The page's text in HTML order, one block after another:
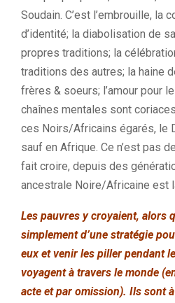
Soudain. C’est l’embrouille, la
d’identité; la diabolisation de
propres traditions; la
traditions des autres; la haine
frères & soeurs; l’amour pour
chaînes mentales sont
ces Noirs/Africains égarés, le
sauf en Afrique. Ce n’est pas
fait croire, depuis des
ancestrale Noire/Africaine est
Les pauvres y croyaient, alors
simplement d’une stratégie
eux et venir les piller pendant
voyagent à travers le monde
acte et par omission). Ils sont